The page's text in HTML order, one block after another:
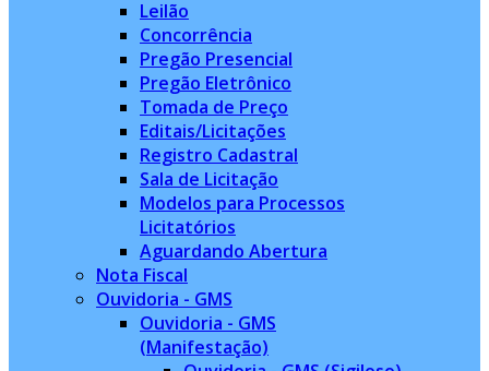
Leilão
Concorrência
Pregão Presencial
Pregão Eletrônico
Tomada de Preço
Editais/Licitações
Registro Cadastral
Sala de Licitação
Modelos para Processos
Licitatórios
Aguardando Abertura
Nota Fiscal
Ouvidoria - GMS
Ouvidoria - GMS
(Manifestação)